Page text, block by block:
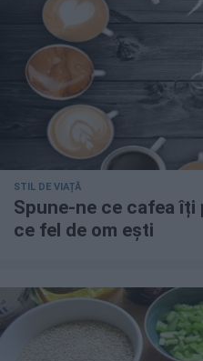
STIL DE VIAȚĂ
Spune-ne ce cafea îți
ce fel de om ești